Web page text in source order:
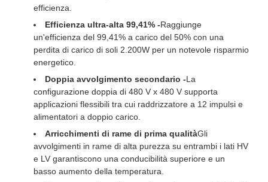
efficienza.
Efficienza ultra-alta 99,41% -Raggiunge
un'efficienza del 99,41% a carico del 50% con una
perdita di carico di soli 2.200W per un notevole risparmio
energetico.
Doppia avvolgimento secondario -La
configurazione doppia di 480 V x 480 V supporta
applicazioni flessibili tra cui raddrizzatore a 12 impulsi e
alimentatori a doppio carico.
Arricchimenti di rame di prima qualitàGli
avvolgimenti in rame di alta purezza su entrambi i lati HV
e LV garantiscono una conducibilità superiore e un
basso aumento della temperatura.